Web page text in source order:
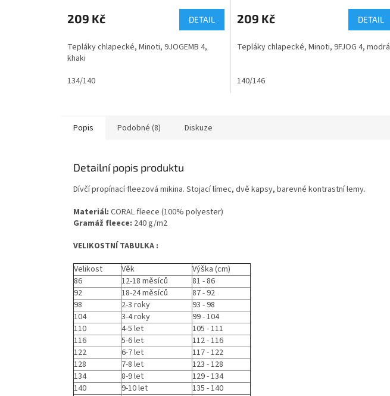
209 Kč DETAIL
Tepláky chlapecké, Minoti, 9JOGEMB 4,
khaki
134/140
produktu
je
z
209 Kč DETAIL
Tepláky chlapecké, Minoti, 9FJOG 4, modrá
140/146
Popis Podobné (8) Diskuze
Detailní popis produktu
Dívčí propínací fleezová mikina. Stojací límec, dvě kapsy, barevné kontrastní lemy.
Materiál: CORAL fleece (100% polyester)
Gramáž fleece: 240 g/m2
VELIKOSTNÍ TABULKA :
Velikost
Věk
Výška (cm)
86
12-18 měsíců
81 - 86
92
18-24 měsíců
87 - 92
98
2-3 roky
93 - 98
104
3-4 roky
99 - 104
110
4-5 let
105 - 111
116
5-6 let
112 - 116
122
6-7 let
117 - 122
128
7-8 let
123 - 128
134
8-9 let
129 - 134
140
9-10 let
135 - 140